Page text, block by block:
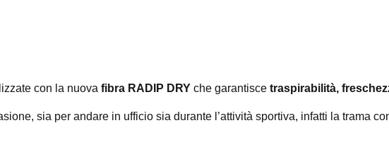
con la nuova fibra RADIP DRY che garantisce traspirabilità,
sia per andare in ufficio sia durante l’attività sportiva, infatti la trama